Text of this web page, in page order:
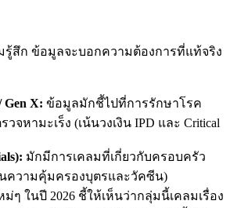
รู้สึก ข้อมูลจะบอกความต้องการที่แท้จริง
Gen X: ข้อมูลมักชี้ไปที่การรักษาโรค
วจหามะเร็ง (เน้นวงเงิน IPD และ Critical
มักมีการเคลมที่เกี่ยวกับครอบครัว
นความคุ้มครองบุตรและวัคซีน)
ๆ ในปี 2026 ชี้ให้เห็นว่ากลุ่มนี้เคลมเรื่อง